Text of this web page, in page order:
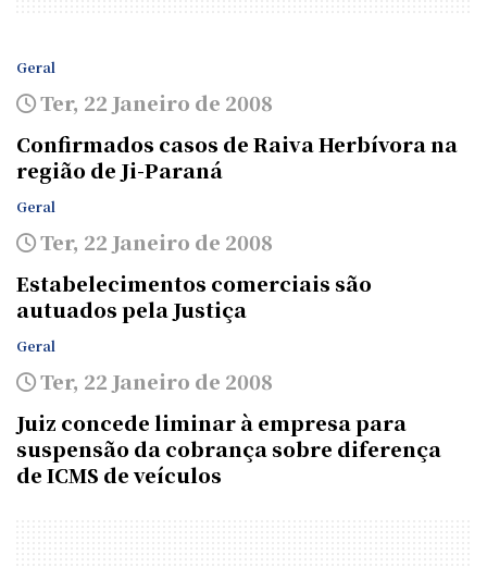
Geral
Ter, 22 Janeiro de 2008
Confirmados casos de Raiva Herbívora na
região de Ji-Paraná
Geral
Ter, 22 Janeiro de 2008
Estabelecimentos comerciais são
autuados pela Justiça
Geral
Ter, 22 Janeiro de 2008
Juiz concede liminar à empresa para
suspensão da cobrança sobre diferença
de ICMS de veículos